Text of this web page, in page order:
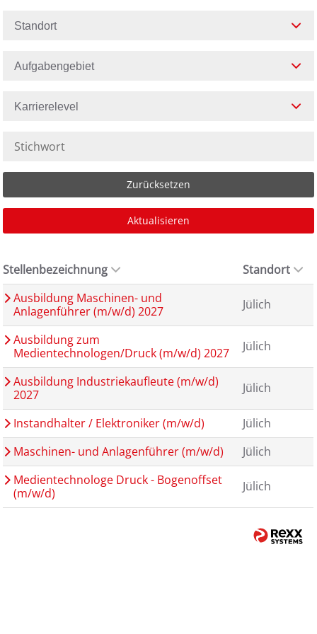
Standort
Aufgabengebiet
Karrierelevel
Zurücksetzen
Aktualisieren
Stellenbezeichnung
Standort
Ausbildung Maschinen- und
Anlagenführer (m/w/d) 2027
Jülich
Ausbildung zum
Medientechnologen/Druck (m/w/d) 2027
Jülich
Ausbildung Industriekaufleute (m/w/d)
2027
Jülich
Instandhalter / Elektroniker (m/w/d)
Jülich
Maschinen- und Anlagenführer (m/w/d)
Jülich
Medientechnologe Druck - Bogenoffset
(m/w/d)
Jülich